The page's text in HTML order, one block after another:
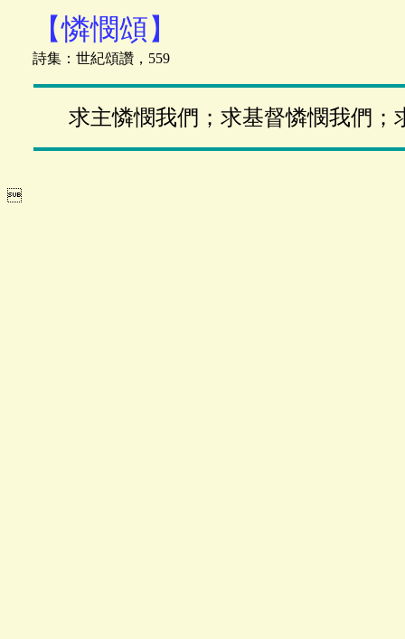
【憐憫頌】
詩集：世紀頌讚，559
求主憐憫我們；求基督憐憫我們；
